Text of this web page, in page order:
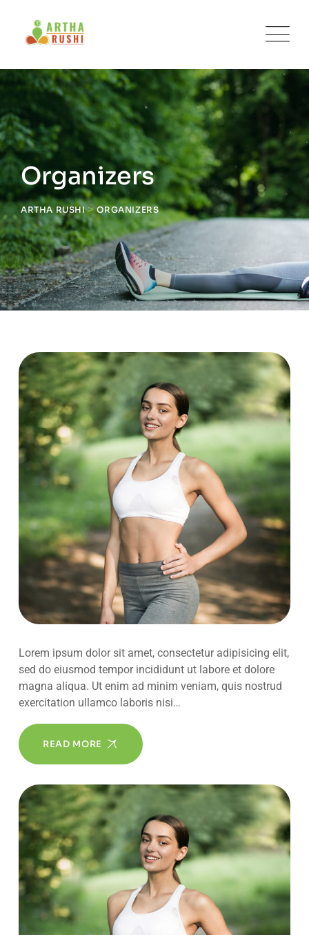
content
Organizers
ARTHA RUSHI>ORGANIZERS
Lorem ipsum dolor sit amet, consectetur adipisicing elit,
sed do eiusmod tempor incididunt ut labore et dolore
magna aliqua. Ut enim ad minim veniam, quis nostrud
exercitation ullamco laboris nisi…
READ MORE